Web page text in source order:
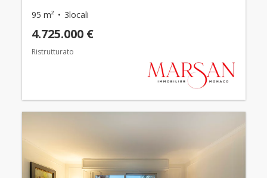
95 m² 3locali
4.725.000 €
Ristrutturato